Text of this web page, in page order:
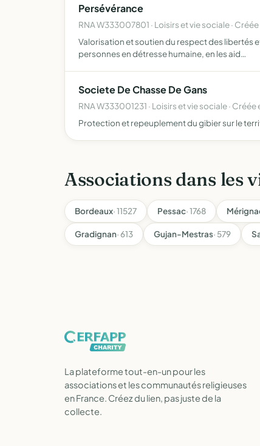
Persévérance
RNA W333007801 · Loisirs et vie sociale ·
Valorisation et soutien du respect des libertés
personnes en détresse humaine, en les aid…
Societe De Chasse De Gans
RNA W333001231 · Loisirs et vie sociale · Créée
Protection et repeuplement du gibier sur le
Associations dans les
Bordeaux· 11527 Pessac· 1768
Gradignan· 613 Gujan-Mestras· 579
La plateforme tout-en-un pour les
associations et les communautés religieuses
en France. Créez du lien, pas juste de la
collecte.